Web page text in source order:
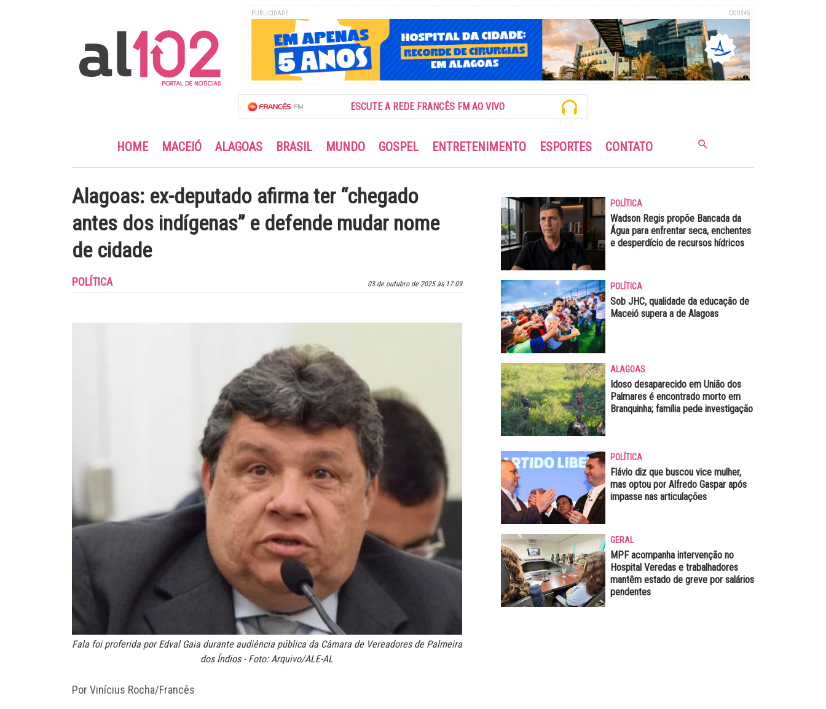
PUBLICIDADE COD345
ESCUTE A REDE FRANCÊS FM AO VIVO
HOME MACEIÓ ALAGOAS BRASIL MUNDO GOSPEL ENTRETENIMENTO ESPORTES CONTATO
Alagoas: ex-deputado afirma ter “chegado
antes dos indígenas” e defende mudar nome
de cidade
03 de outubro de 2025 às 17:09
POLÍTICA
Fala foi proferida por Edval Gaia durante audiência pública da Câmara de Vereadores de Palmeira
dos Índios - Foto: Arquivo/ALE-AL
Por Vinícius Rocha/Francês
POLÍTICA
Wadson Regis propõe Bancada da
Água para enfrentar seca, enchentes
e desperdício de recursos hídricos
POLÍTICA
Sob JHC, qualidade da educação de
Maceió supera a de Alagoas
ALAGOAS
Idoso desaparecido em União dos
Palmares é encontrado morto em
Branquinha; família pede investigação
POLÍTICA
Flávio diz que buscou vice mulher,
mas optou por Alfredo Gaspar após
impasse nas articulações
GERAL
MPF acompanha intervenção no
Hospital Veredas e trabalhadores
mantêm estado de greve por salários
pendentes